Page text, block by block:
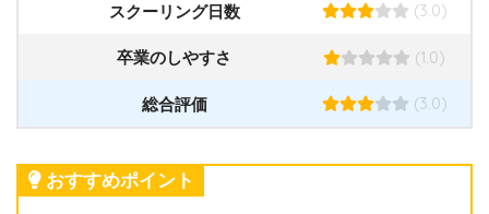
スクーリング日数 (3.0)
卒業のしやすさ (1.0)
総合評価 (3.0)
おすすめポイント